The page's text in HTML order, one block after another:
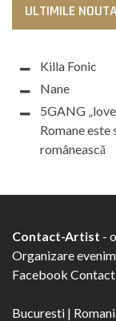
ULTIMILE
Killa Fonic
Nane
5GANG
Romane este
românească
Contact-Artist -
Organizare
Facebook
Bucuresti |